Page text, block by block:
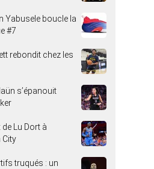
Yabusele boucle la
#7
rebondit chez les
s’épanouit
de Lu Dort à
City
truqués : un